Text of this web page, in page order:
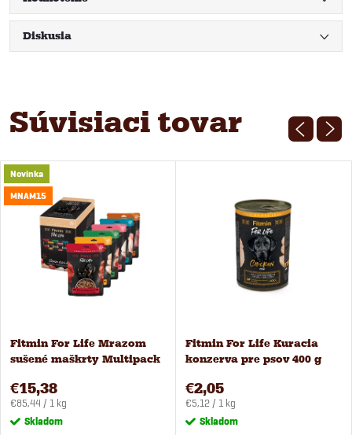
Diskusia
Súvisiaci tovar
Novinka
MNAM15
Fitmin For Life Mrazom
sušené maškrty Multipack
€15,38
Jednotková
cena:
€85,44 / 1 kg
Skladom
Fitmin For Life Kuracia
konzerva pre psov 400 g
€2,05
Jednotková
cena:
€5,12 / 1 kg
Skladom